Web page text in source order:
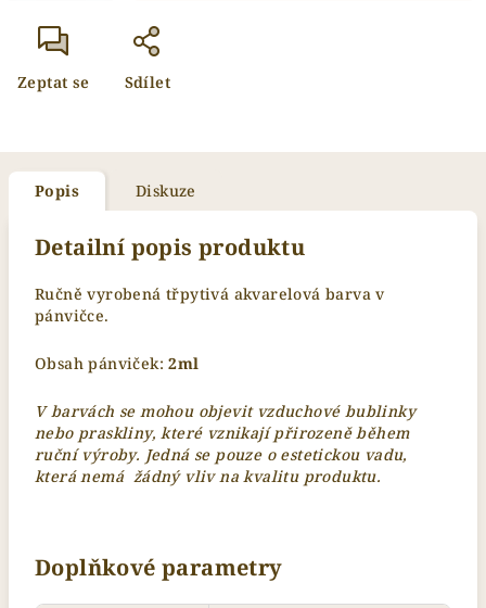
Zeptat se Sdílet
Popis Diskuze
Detailní popis produktu
Ručně vyrobená třpytivá akvarelová barva v
pánvičce.
Obsah pánviček: 2ml
V barvách se mohou objevit vzduchové bublinky
nebo praskliny, které vznikají přirozeně během
ruční výroby. Jedná se pouze o estetickou vadu,
která nemá žádný vliv na kvalitu produktu.
Doplňkové parametry